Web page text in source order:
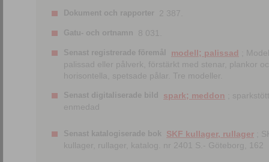
Dokument och rapporter 2 387.
Gatu- och ortnamn 8 031.
Senast registrerade föremål modell; palissad
;
palissad eller pålverk, förstärkt med stenar, plankor
horisontella, spetsade pålar. Tre modeller.
Senast digitaliserade bild spark; meddon ;
enmedad
Senast katalogiserade bok SKF kullager, rullager ;
kullager, rullager, katalog. nr 2401 S.- Göteborg, 162